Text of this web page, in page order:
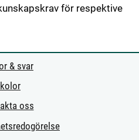
för respektive
& svar
oss